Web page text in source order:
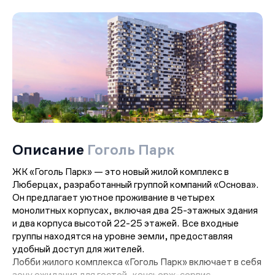
Описание Гоголь Парк
ЖК «Гоголь Парк» — это новый жилой комплекс в
Люберцах, разработанный группой компаний «Основа».
Он предлагает уютное проживание в четырех
монолитных корпусах, включая два 25-этажных здания
и два корпуса высотой 22-25 этажей. Все входные
группы находятся на уровне земли, предоставляя
удобный доступ для жителей.
Лобби жилого комплекса «Гоголь Парк» включает в себя